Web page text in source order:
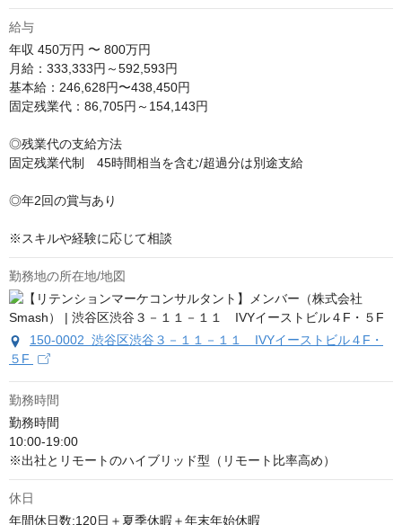
給与
年収 450万円 〜 800万円
月給：333,333円～592,593円
基本給：246,628円〜438,450円
固定残業代：86,705円～154,143円
◎残業代の支給方法
固定残業代制　45時間相当を含む/超過分は別途支給
◎年2回の賞与あり
※スキルや経験に応じて相談
勤務地の所在地/地図
150-0002 渋谷区渋谷３－１１－１１ IVYイーストビル４F・
５F
勤務時間
勤務時間
10:00-19:00
※出社とリモートのハイブリッド型（リモート比率高め）
休日
年間休日数:120日＋夏季休暇＋年末年始休暇